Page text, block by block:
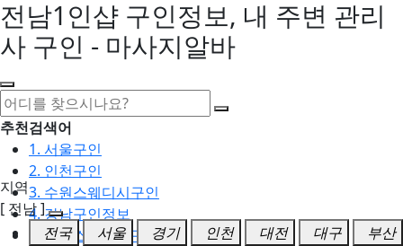
전남1인샵 구인정보, 내 주변 관리
사 구인 - 마사지알바
추천검색어
1. 서울구인
2. 인천구인
3. 수원스웨디시구인
4. 강남구인정보
5. 동탄스웨디시구인
지역
[ 전남 ]
전국
서울 경기 인천 대전 대구
부산